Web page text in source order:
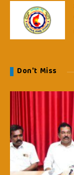
Don't Miss